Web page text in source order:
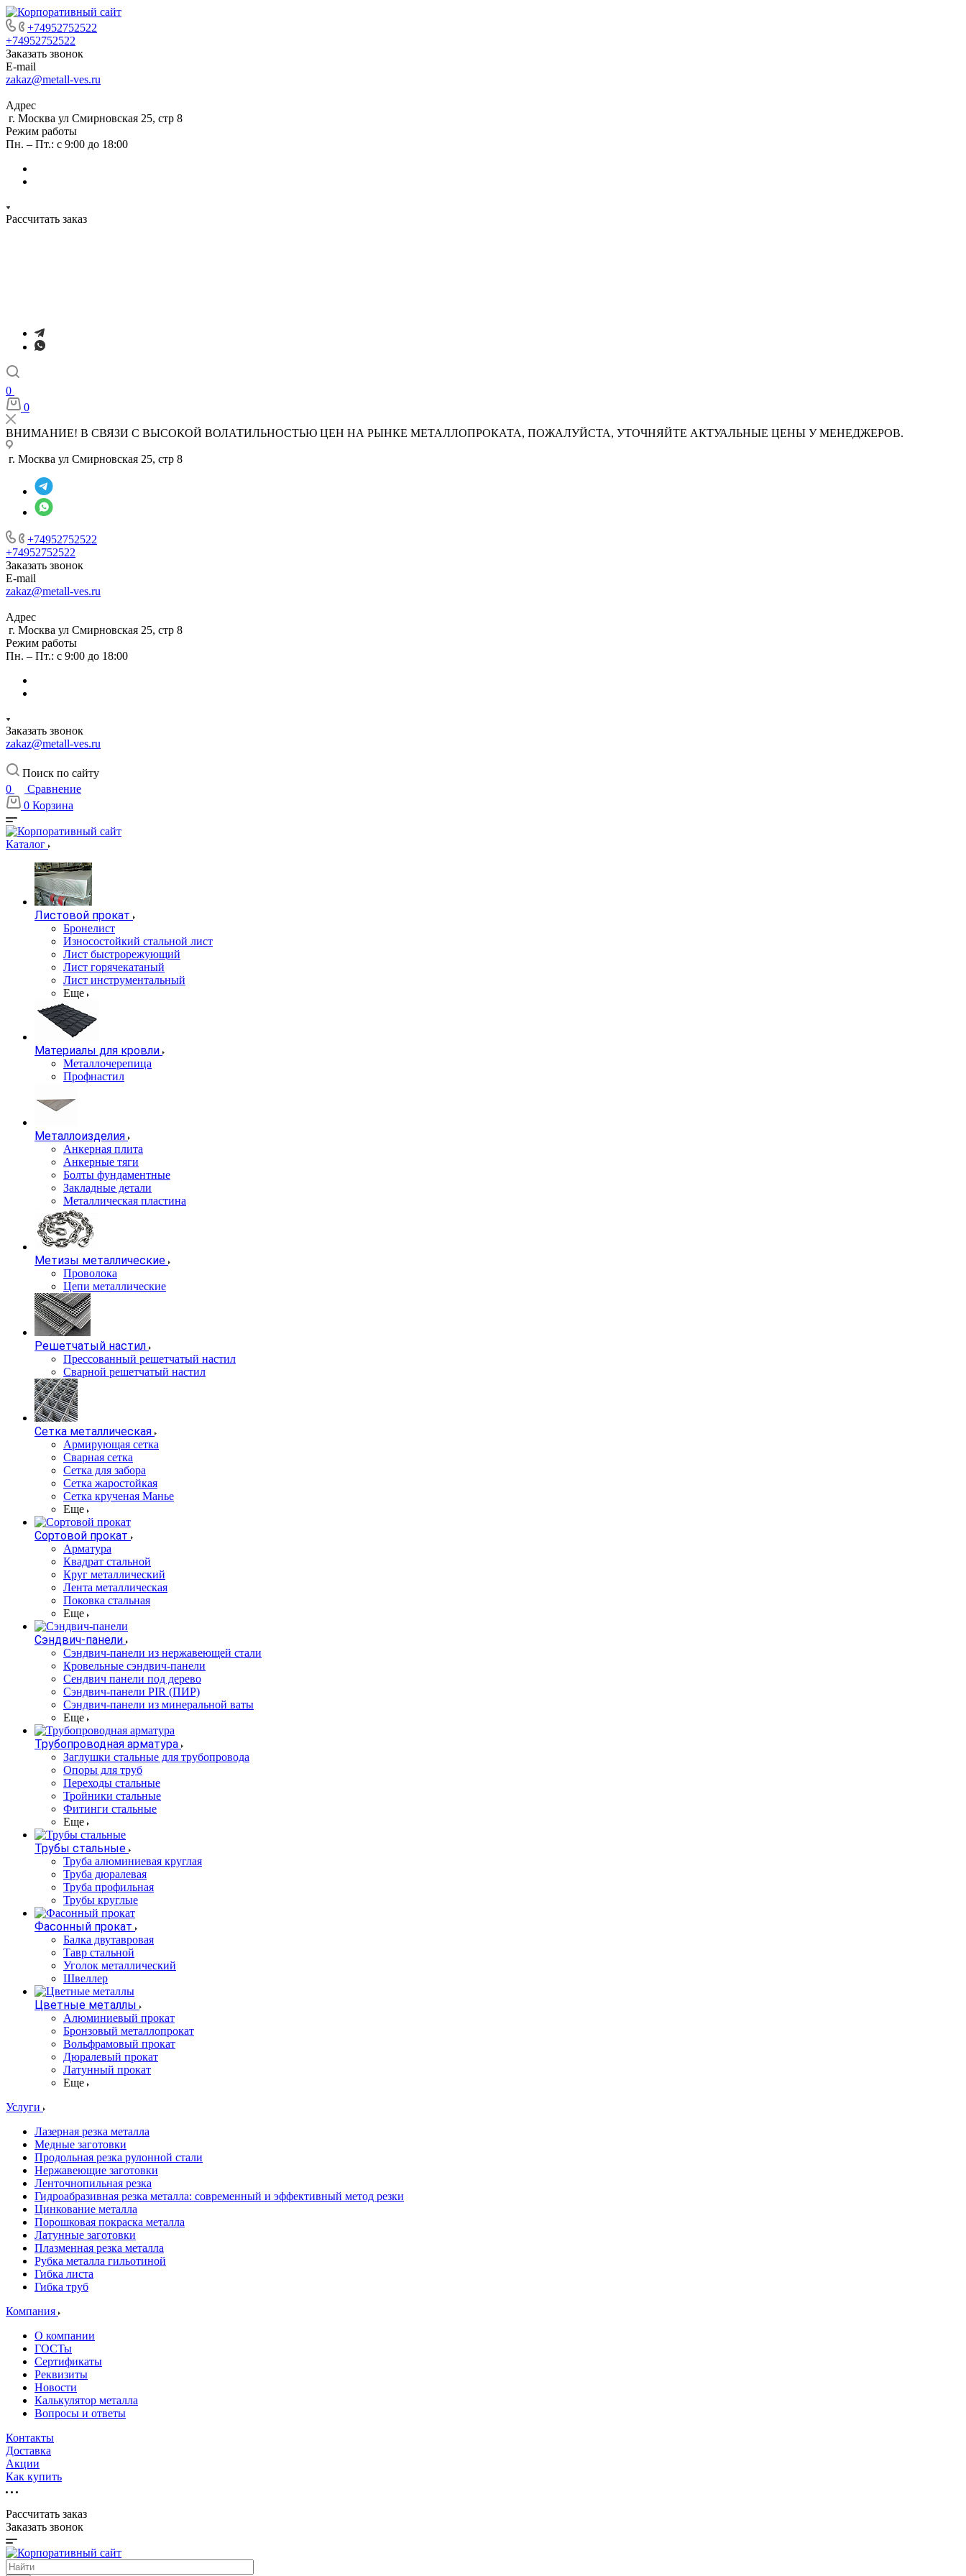
+74952752522
+74952752522
Заказать звонок
E-mail
zakaz@metall-ves.ru
Адрес
г. Москва ул Смирновская 25, стр 8
Режим работы
Пн. – Пт.: с 9:00 до 18:00
Рассчитать заказ
0
0
ВНИМАНИЕ! В СВЯЗИ С ВЫСОКОЙ ВОЛАТИЛЬНОСТЬЮ ЦЕН НА РЫНКЕ МЕТАЛЛОПРОКАТА, ПОЖАЛУЙСТА, УТОЧНЯЙТЕ АКТУАЛЬНЫЕ ЦЕНЫ У МЕНЕДЖЕРОВ.
г. Москва ул Смирновская 25, стр 8
+74952752522
+74952752522
Заказать звонок
E-mail
zakaz@metall-ves.ru
Адрес
г. Москва ул Смирновская 25, стр 8
Режим работы
Пн. – Пт.: с 9:00 до 18:00
Заказать звонок
zakaz@metall-ves.ru
Поиск по сайту
0
Сравнение
0 Корзина
Каталог
Листовой прокат
Бронелист
Износостойкий стальной лист
Лист быстрорежующий
Лист горячекатаный
Лист инструментальный
Еще
Материалы для кровли
Металлочерепица
Профнастил
Металлоизделия
Анкерная плита
Анкерные тяги
Болты фундаментные
Закладные детали
Металлическая пластина
Метизы металлические
Проволока
Цепи металлические
Решетчатый настил
Прессованный решетчатый настил
Сварной решетчатый настил
Сетка металлическая
Армирующая сетка
Сварная сетка
Сетка для забора
Сетка жаростойкая
Сетка крученая Манье
Еще
Сортовой прокат
Арматура
Квадрат стальной
Круг металлический
Лента металлическая
Поковка стальная
Еще
Сэндвич-панели
Cэндвич-панели из нержавеющей стали
Кровельные сэндвич-панели
Сендвич панели под дерево
Сэндвич-панели PIR (ПИР)
Сэндвич-панели из минеральной ваты
Еще
Трубопроводная арматура
Заглушки стальные для трубопровода
Опоры для труб
Переходы стальные
Тройники стальные
Фитинги стальные
Еще
Трубы стальные
Труба алюминиевая круглая
Труба дюралевая
Труба профильная
Трубы круглые
Фасонный прокат
Балка двутавровая
Тавр стальной
Уголок металлический
Швеллер
Цветные металлы
Алюминиевый прокат
Бронзовый металлопрокат
Вольфрамовый прокат
Дюралевый прокат
Латунный прокат
Еще
Услуги
Лазерная резка металла
Медные заготовки
Продольная резка рулонной стали
Нержавеющие заготовки
Ленточнопильная резка
Гидроабразивная резка металла: современный и эффективный метод резки
Цинкование металла
Порошковая покраска металла
Латунные заготовки
Плазменная резка металла
Рубка металла гильотиной
Гибка листа
Гибка труб
Компания
О компании
ГОСТы
Сертификаты
Реквизиты
Новости
Калькулятор металла
Вопросы и ответы
Контакты
Доставка
Акции
Как купить
Рассчитать заказ
Заказать звонок